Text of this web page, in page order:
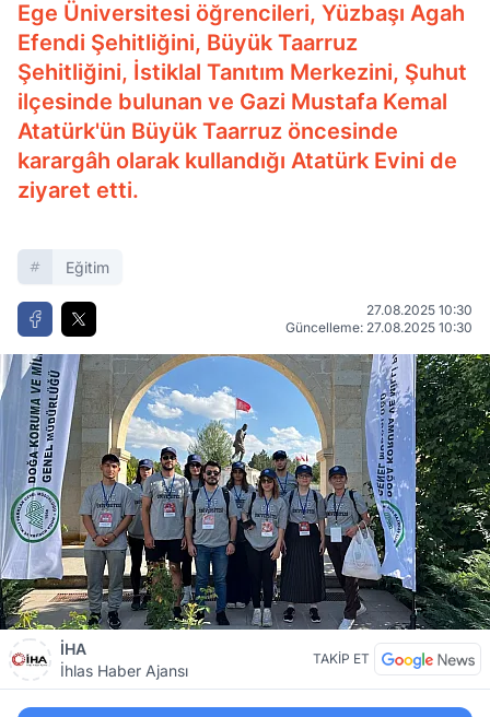
Ege Üniversitesi öğrencileri, Yüzbaşı Agah
Efendi Şehitliğini, Büyük Taarruz
Şehitliğini, İstiklal Tanıtım Merkezini, Şuhut
ilçesinde bulunan ve Gazi Mustafa Kemal
Atatürk'ün Büyük Taarruz öncesinde
karargâh olarak kullandığı Atatürk Evini de
ziyaret etti.
Eğitim
27.08.2025 10:30
Güncelleme: 27.08.2025 10:30
İHA
İhlas Haber Ajansı
TAKİP ET